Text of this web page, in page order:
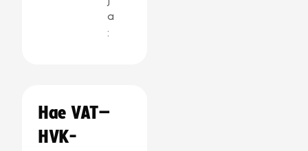
a
:
Hae VAT–
HVK-